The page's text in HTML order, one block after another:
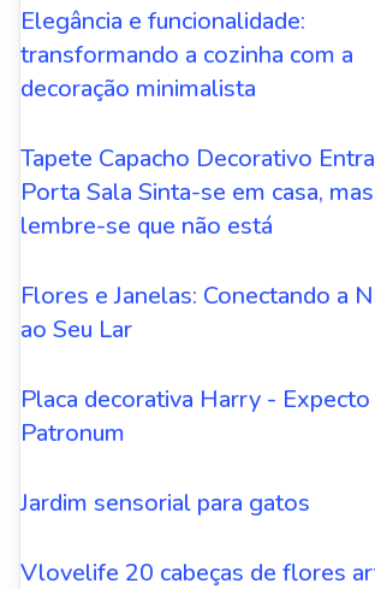
Elegância e funcionalidade:
transformando a cozinha com a
decoração minimalista
Tapete Capacho Decorativo
Porta Sala Sinta-se em casa, mas
lembre-se que não está
Flores e Janelas: Conectando a
ao Seu Lar
Placa decorativa Harry - Expecto
Patronum
Jardim sensorial para gatos
Vlovelife 20 cabeças de flores